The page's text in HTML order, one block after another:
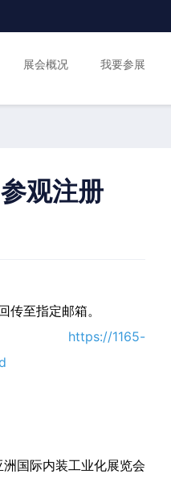
展会概况 我要参展
观注册
传至指定邮箱。
https://1165-
洲国际内装工业化展览会